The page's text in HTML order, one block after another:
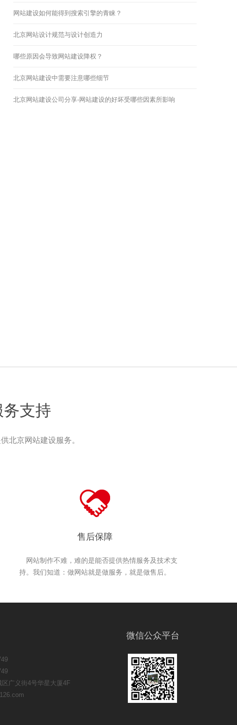
网站建设如何能得到搜索引擎的青睐？
北京网站设计规范与设计创造力
哪些原因会导致网站建设降权？
北京网站建设中需要注意哪些细节
北京网站建设公司分享-网站建设的好坏受哪些因素所影响
务支持
北京网站建设服务。
售后保障
网站制作不难，难的是能否提供热情服务及技术支
持。我们知道：做网站就是做服务，就是做售后。
广义街4号华星大厦4F
微信公众平台